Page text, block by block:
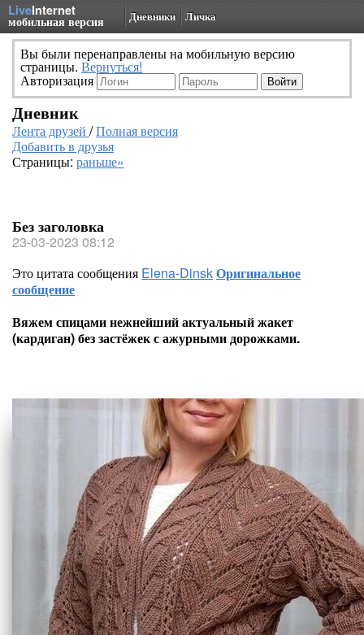
LiveInternet
мобильная версия Дневники Личка
Вы были перенаправлены на мобильную версию
страницы. Вернуться!
Авторизация
Дневник
Лента друзей /Полная версия
Добавить в друзья
Страницы: раньше»
Без заголовка
23-03-2023 08:12
Это цитата сообщения Elena-DinskОригинальное
сообщение
Вяжем спицами нежнейший актуальный жакет
(кардиган) без застёжек с ажурными дорожками.